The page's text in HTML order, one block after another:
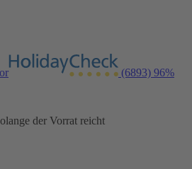
(6893) 96%
der Vorrat reicht